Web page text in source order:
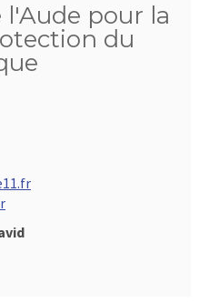
l'Aude pour la
du